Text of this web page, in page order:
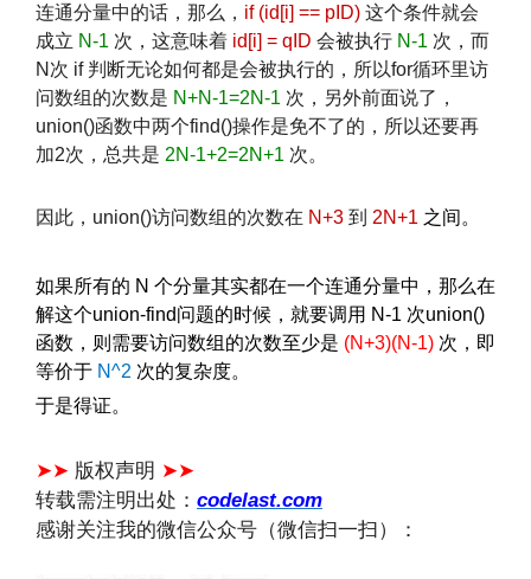
连通分量中的话，那么， if (id[i] == pID) 这个条件就会
成立 N-1 次，这意味着 id[i] = qID 会被执行 N-1 次，而
N次 if 判断无论如何都是会被执行的，所以for循环里访
问数组的次数是 N+N-1=2N-1 次，另外前面说了，
union()函数中两个find()操作是免不了的，所以还要再
加2次，总共是 2N-1+2=2N+1 次。
因此，union()访问数组的次数在 N+3 到 2N+1 之间。
如果所有的 N 个分量其实都在一个连通分量中，那么在
解这个union-find问题的时候，就要调用 N-1 次union()
函数，则需要访问数组的次数至少是 (N+3)(N-1) 次，即
等价于 N^2 次的复杂度。
于是得证。
➤➤ 版权声明 ➤➤
转载需注明出处： codelast.com
感谢关注我的微信公众号（微信扫一扫）：